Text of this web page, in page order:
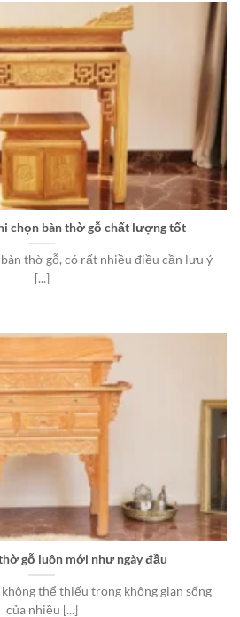
chọn bàn thờ gỗ chất lượng tốt
thờ gỗ, có rất nhiều điều cần lưu ý
[...]
gỗ luôn mới như ngày đầu
thể thiếu trong không gian sống
của nhiều [...]